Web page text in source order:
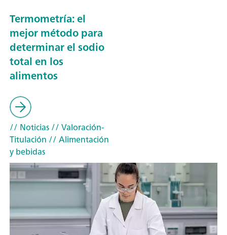
Termometría: el
mejor método para
determinar el sodio
total en los
alimentos
// Noticias// Valoración-
Titulación // Alimentación
y bebidas